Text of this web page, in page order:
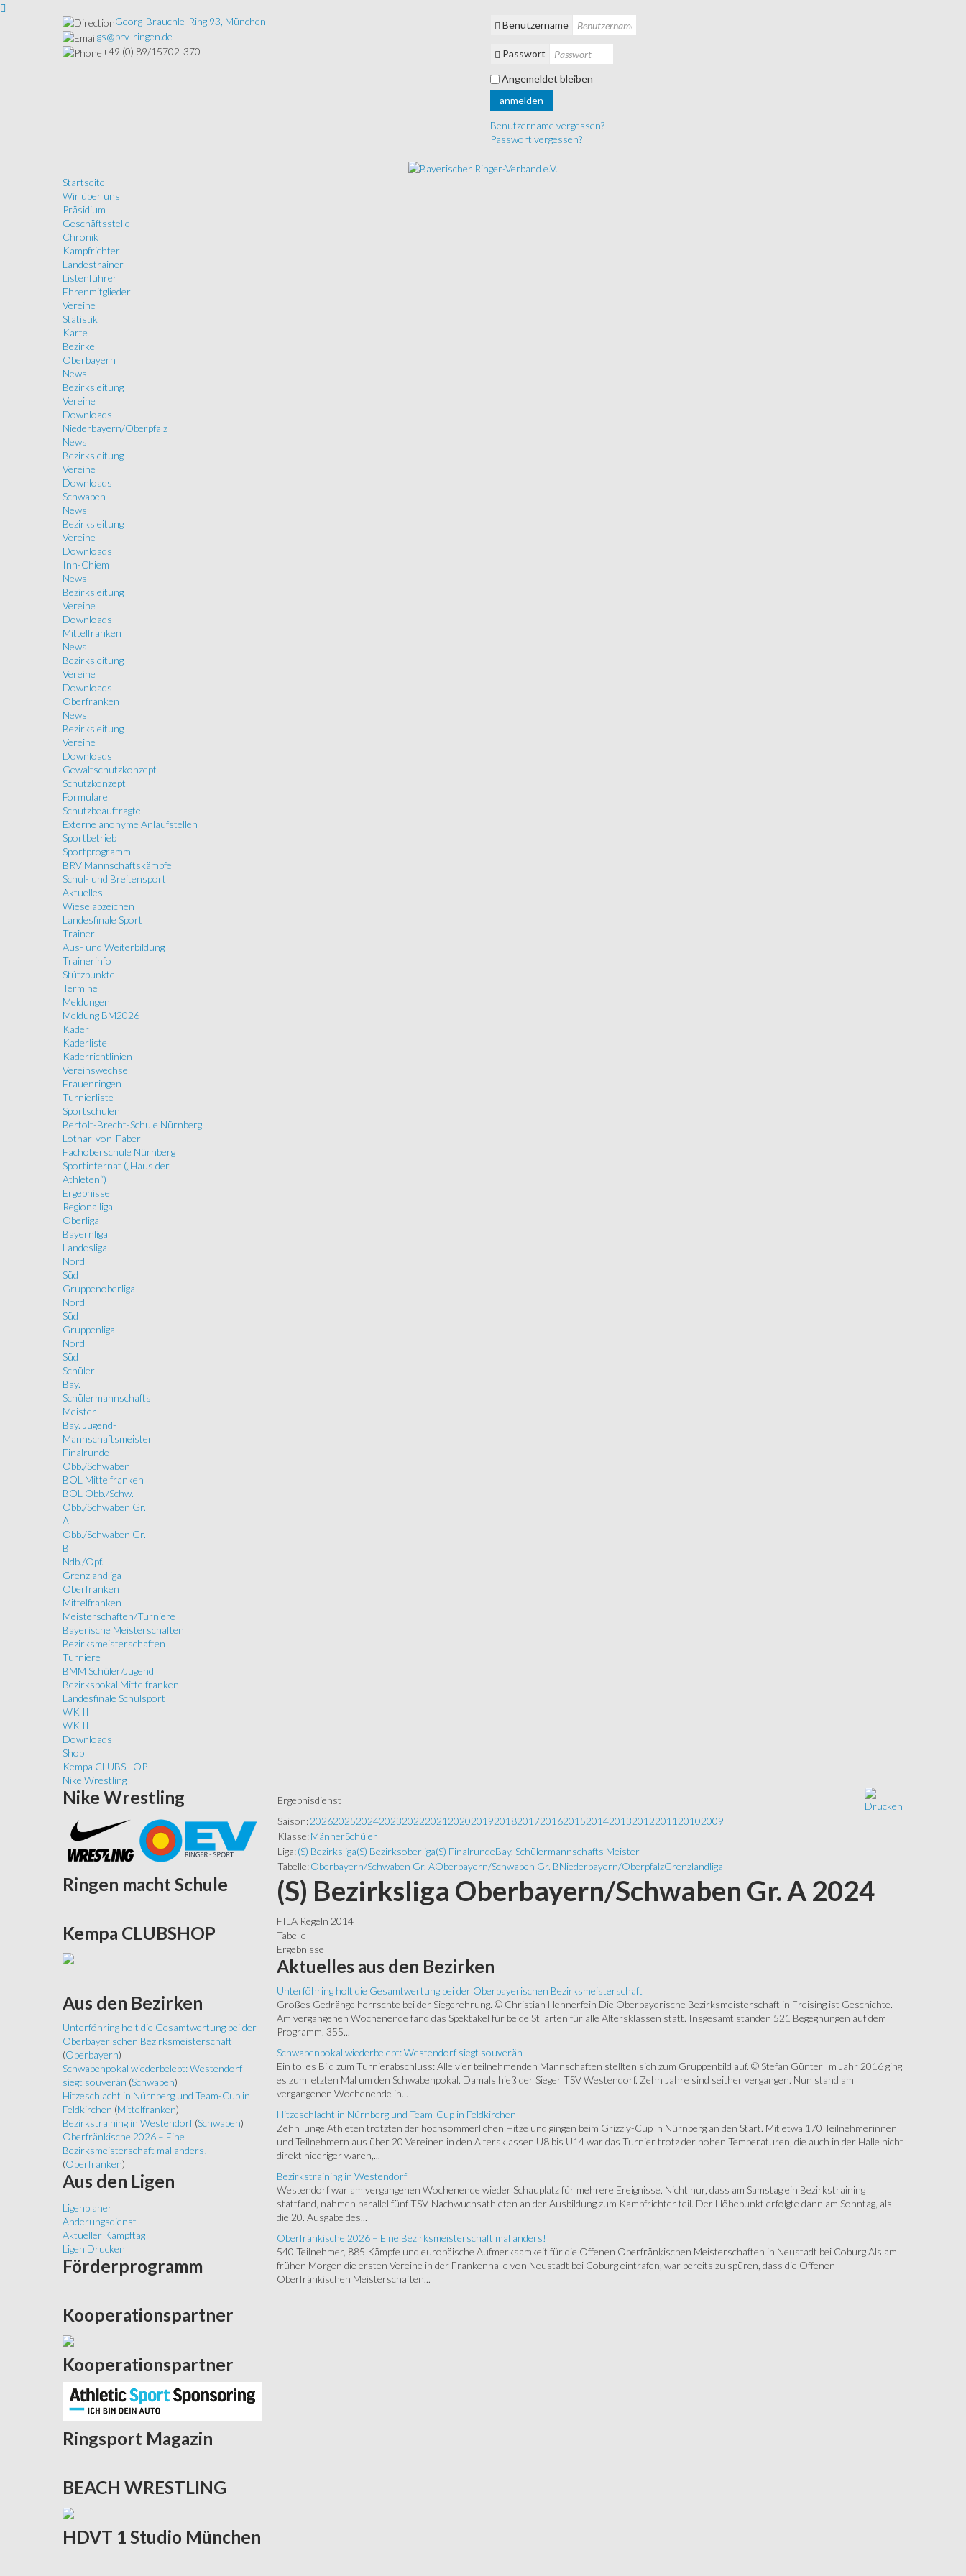
Georg-Brauchle-Ring 93, München
gs@brv-ringen.de
+49 (0) 89/15702-370
Benutzername
Passwort
Angemeldet bleiben
anmelden
Benutzername vergessen?
Passwort vergessen?
Startseite
Wir über uns
Präsidium
Geschäftsstelle
Chronik
Kampfrichter
Landestrainer
Listenführer
Ehrenmitglieder
Vereine
Statistik
Karte
Bezirke
Oberbayern
News
Bezirksleitung
Vereine
Downloads
Niederbayern/Oberpfalz
News
Bezirksleitung
Vereine
Downloads
Schwaben
News
Bezirksleitung
Vereine
Downloads
Inn-Chiem
News
Bezirksleitung
Vereine
Downloads
Mittelfranken
News
Bezirksleitung
Vereine
Downloads
Oberfranken
News
Bezirksleitung
Vereine
Downloads
Gewaltschutzkonzept
Schutzkonzept
Formulare
Schutzbeauftragte
Externe anonyme Anlaufstellen
Sportbetrieb
Sportprogramm
BRV Mannschaftskämpfe
Schul- und Breitensport
Aktuelles
Wieselabzeichen
Landesfinale Sport
Trainer
Aus- und Weiterbildung
Trainerinfo
Stützpunkte
Termine
Meldungen
Meldung BM2026
Kader
Kaderliste
Kaderrichtlinien
Vereinswechsel
Frauenringen
Turnierliste
Sportschulen
Bertolt-Brecht-Schule Nürnberg
Lothar-von-Faber-
Fachoberschule Nürnberg
Sportinternat („Haus der
Athleten“)
Ergebnisse
Regionalliga
Oberliga
Bayernliga
Landesliga
Nord
Süd
Gruppenoberliga
Nord
Süd
Gruppenliga
Nord
Süd
Schüler
Bay.
Schülermannschafts
Meister
Bay. Jugend-
Mannschaftsmeister
Finalrunde
Obb./Schwaben
BOL Mittelfranken
BOL Obb./Schw.
Obb./Schwaben Gr.
A
Obb./Schwaben Gr.
B
Ndb./Opf.
Grenzlandliga
Oberfranken
Mittelfranken
Meisterschaften/Turniere
Bayerische Meisterschaften
Bezirksmeisterschaften
Turniere
BMM Schüler/Jugend
Bezirkspokal Mittelfranken
Landesfinale Schulsport
WK II
WK III
Downloads
Shop
Kempa CLUBSHOP
Nike Wrestling
Ergebnisdienst
Saison: 202620252024202320222021 2020201920182017201620152014201320122011 20102009
Klasse: MännerSchüler
Liga: (S) Bezirksliga(S) Bezirksoberliga(S) FinalrundeBay. Schülermannschafts Meister
Tabelle: Oberbayern/Schwaben Gr. AOberbayern/Schwaben Gr. BNiederbayern/OberpfalzGrenzlandliga
(S) Bezirksliga Oberbayern/Schwaben Gr. A 2024
FILA Regeln 2014
Tabelle
Ergebnisse
Aktuelles aus den Bezirken
Unterföhring holt die Gesamtwertung bei der Oberbayerischen Bezirksmeisterschaft
Großes Gedränge herrschte bei der Siegerehrung. © Christian Hennerfein Die Oberbayerische Bezirksmeisterschaft in Freising ist Geschichte.
Am vergangenen Wochenende fand das Spektakel für beide Stilarten für alle Altersklassen statt. Insgesamt standen 521 Begegnungen auf dem
Programm. 355...
Schwabenpokal wiederbelebt: Westendorf siegt souverän
Ein tolles Bild zum Turnierabschluss: Alle vier teilnehmenden Mannschaften stellten sich zum Gruppenbild auf. © Stefan Günter Im Jahr 2016 ging
es zum letzten Mal um den Schwabenpokal. Damals hieß der Sieger TSV Westendorf. Zehn Jahre sind seither vergangen. Nun stand am
vergangenen Wochenende in...
Hitzeschlacht in Nürnberg und Team-Cup in Feldkirchen
Zehn junge Athleten trotzten der hochsommerlichen Hitze und gingen beim Grizzly-Cup in Nürnberg an den Start. Mit etwa 170 Teilnehmerinnen
und Teilnehmern aus über 20 Vereinen in den Altersklassen U8 bis U14 war das Turnier trotz der hohen Temperaturen, die auch in der Halle nicht
direkt niedriger waren,...
Bezirkstraining in Westendorf
Westendorf war am vergangenen Wochenende wieder Schauplatz für mehrere Ereignisse. Nicht nur, dass am Samstag ein Bezirkstraining
stattfand, nahmen parallel fünf TSV-Nachwuchsathleten an der Ausbildung zum Kampfrichter teil. Der Höhepunkt erfolgte dann am Sonntag, als
die 20. Ausgabe des...
Oberfränkische 2026 – Eine Bezirksmeisterschaft mal anders!
540 Teilnehmer, 885 Kämpfe und europäische Aufmerksamkeit für die Offenen Oberfränkischen Meisterschaften in Neustadt bei Coburg Als am
frühen Morgen die ersten Vereine in der Frankenhalle von Neustadt bei Coburg eintrafen, war bereits zu spüren, dass die Offenen
Oberfränkischen Meisterschaften...
Nike Wrestling
Ringen macht Schule
Kempa CLUBSHOP
Aus den Bezirken
Unterföhring holt die Gesamtwertung bei der
Oberbayerischen Bezirksmeisterschaft
(Oberbayern)
Schwabenpokal wiederbelebt: Westendorf
siegt souverän (Schwaben)
Hitzeschlacht in Nürnberg und Team-Cup in
Feldkirchen (Mittelfranken)
Bezirkstraining in Westendorf (Schwaben)
Oberfränkische 2026 – Eine
Bezirksmeisterschaft mal anders!
(Oberfranken)
Aus den Ligen
Ligenplaner
Änderungsdienst
Aktueller Kampftag
Ligen Drucken
Förderprogramm
Kooperationspartner
Kooperationspartner
Ringsport Magazin
BEACH WRESTLING
HDVT 1 Studio München